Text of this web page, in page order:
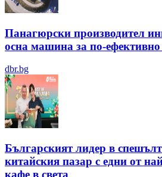
Панагюрски производител
осна машина за по-ефективно
dbr.bg
Българският лидер в
китайския пазар с едни от
кафе в света